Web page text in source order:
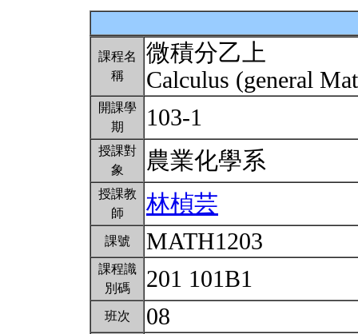
課程名
稱
微積分乙上
Calculus (general
開課學
期
103-1
授課對
象
農業化學系
授課教
師
林楨芸
課號 MATH1203
課程識
別碼
201 101B1
班次 08